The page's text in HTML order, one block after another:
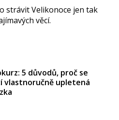
strávit Velikonoce jen tak
věcí.
5 důvodů, proč se
vlastnoručně upletená